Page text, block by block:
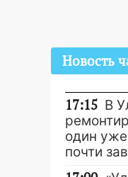
Новость
17:15 В
один
почти